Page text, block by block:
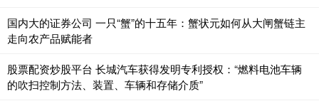
国内大的证券公司 一只“蟹”的十五年：蟹状元如何从大闸蟹链主
走向农产品赋能者
股票配资炒股平台 长城汽车获得发明专利授权：“燃料电池车辆
的吹扫控制方法、装置、车辆和存储介质”